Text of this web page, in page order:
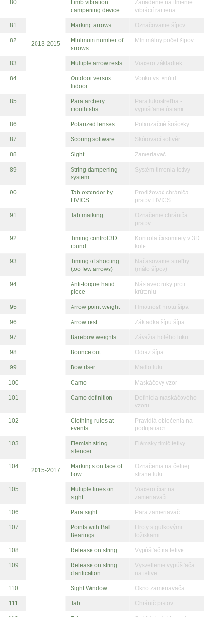
2013-2015
80
Limb vibration
dampening device
Zariadenie na tlmenie
vibrácií ramena
81 Marking arrows Označovanie šípov
82
Minimum number of
arrows
Minimálny počet šípov
83 Multiple arrow rests Viacero základiek
84
Outdoor versus
Indoor
Vonku vs. vnútri
85
Para archery
mouthtabs
Para lukostreľba -
vypušťanie ústami
86 Polarized lenses Polarizačné šošovky
87 Scoring software Skórovací softvér
88 Sight Zameriavač
89
String dampening
system
Systém tlmenia tetivy
90
Tab extender by
FIVICS
Predlžovač chrániča
prstov FIVICS
91 Tab marking
Označenie chrániča
prstov
92
Timing control 3D
round
Kontrola časomiery v 3D
kole
93
Timing of shooting
(too few arrows)
Načasovanie streľby
(málo šípov)
94
2015-2017
Anti-torque hand
piece
Nástavec ruky proti
krúteniu
95 Arrow point weight Hmotnosť hrotu šípa
96 Arrow rest Základka šípu šípa
97 Barebow weights Závažia holého luku
98 Bounce out Odraz šípa
99 Bow riser Madlo luku
100 Camo Maskáčový vzor
101 Camo definition
Definícia maskáčového
vzoru
102
Clothing rules at
events
Pravidlá oblečenia na
podujatiach
103
Flemish string
silencer
Flámsky tlmič tetivy
104
Markings on face of
bow
Označenia na čelnej
strane luku
105
Multiple lines on
sight
Viacero čiar na
zameriavači
106 Para sight Para zameriavač
107
Points with Ball
Bearings
Hroty s guľkovými
ložiskami
108 Release on string Vypúšťač na tetive
109
Release on string
clarification
Vysvetlenie vypúšťača
na tetive
110 Sight Window Okno zameriavača
111 Tab Chránič prstov